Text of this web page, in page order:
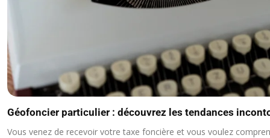
Géofoncier particulier : découvrez les tendances
Vous venez de recevoir votre taxe foncière et vous voulez